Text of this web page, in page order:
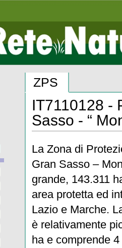
ZPS
IT7110128 -
Sasso - “
La Zona di
Gran Sasso –
grande, 143.311
area protetta ed
Lazio e Marche.
è relativamente
ha e comprende